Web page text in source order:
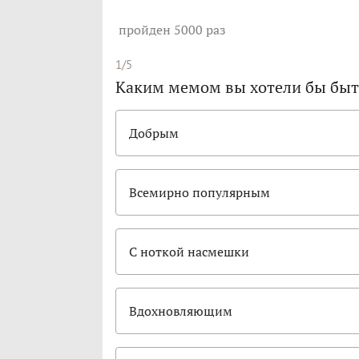
пройден 5000 раз
1/5
Каким мемом вы хотели бы
Добрым
Всемирно популярным
С ноткой насмешки
Вдохновляющим